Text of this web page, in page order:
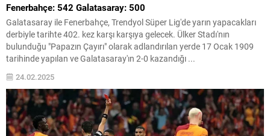
Fenerbahçe: 542 Galatasaray: 500
Galatasaray ile Fenerbahçe, Trendyol Süper Lig'de yarın yapacakları
derbiyle tarihte 402. kez karşı karşıya gelecek. Ülker Stadı'nın
bulunduğu "Papazın Çayırı" olarak adlandırılan yerde 17 Ocak 1909
tarihinde yapılan ve Galatasaray'ın 2-0 kazandığı ...
24.02.2025